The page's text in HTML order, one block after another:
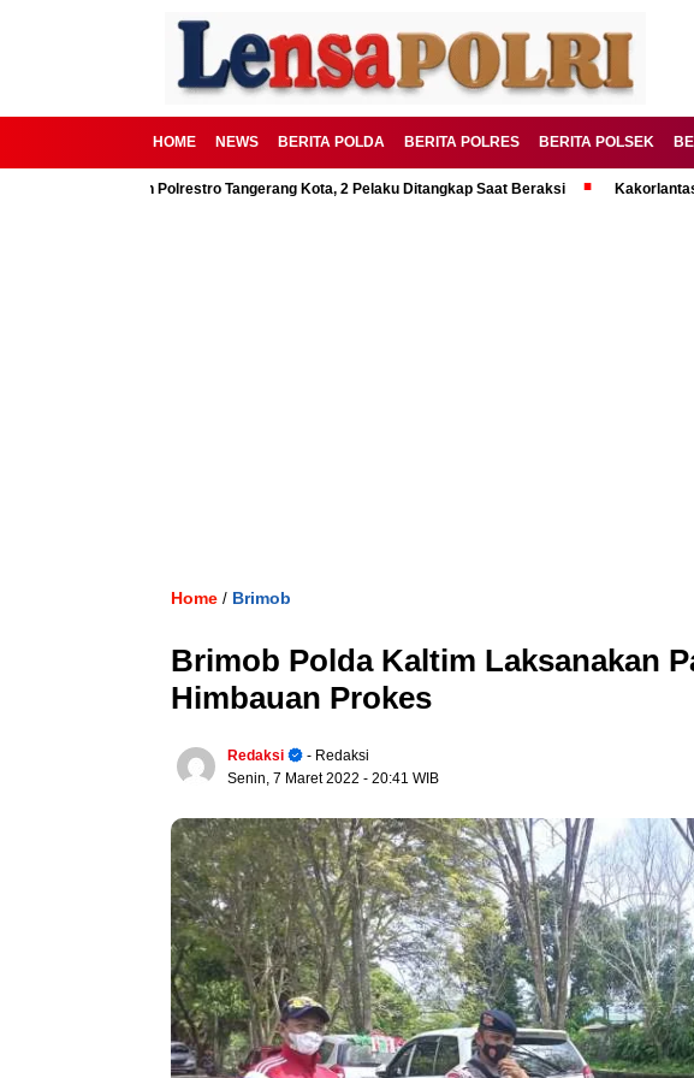
HOME NEWS BERITA POLDA BERITA POLRES BERITA POLSEK
Digagalkan Polrestro Tangerang Kota, 2 Pelaku Ditangkap Saat Beraksi Kakorlantas
Home / Brimob
Brimob Polda Kaltim Laksanakan
Himbauan Prokes
Redaksi
- Redaksi
Senin, 7 Maret 2022 - 20:41 WIB